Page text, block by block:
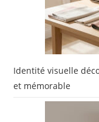
Identité visuelle
et mémorable